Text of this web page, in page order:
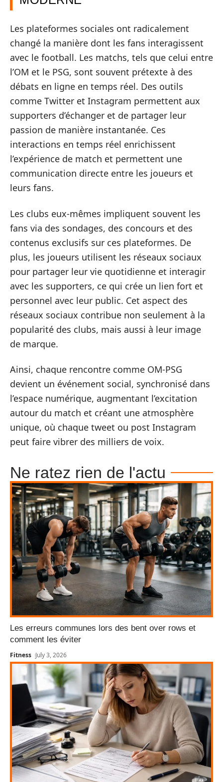
Les plateformes sociales ont radicalement
changé la manière dont les fans interagissent
avec le football. Les matchs, tels que celui entre
l’OM et le PSG, sont souvent prétexte à des
débats en ligne en temps réel. Des outils
comme Twitter et Instagram permettent aux
supporters d’échanger et de partager leur
passion de manière instantanée. Ces
interactions en temps réel enrichissent
l’expérience de match et permettent une
communication directe entre les joueurs et
leurs fans.
Les clubs eux-mêmes impliquent souvent les
fans via des sondages, des concours et des
contenus exclusifs sur ces plateformes. De
plus, les joueurs utilisent les réseaux sociaux
pour partager leur vie quotidienne et interagir
avec les supporters, ce qui crée un lien fort et
personnel avec leur public. Cet aspect des
réseaux sociaux contribue non seulement à la
popularité des clubs, mais aussi à leur image
de marque.
Ainsi, chaque rencontre comme OM-PSG
devient un événement social, synchronisé dans
l’espace numérique, augmentant l’excitation
autour du match et créant une atmosphère
unique, où chaque tweet ou post Instagram
peut faire vibrer des milliers de voix.
Ne ratez rien de l'actu
Les erreurs communes lors des bent over rows et
comment les éviter
Fitness July 3, 2026